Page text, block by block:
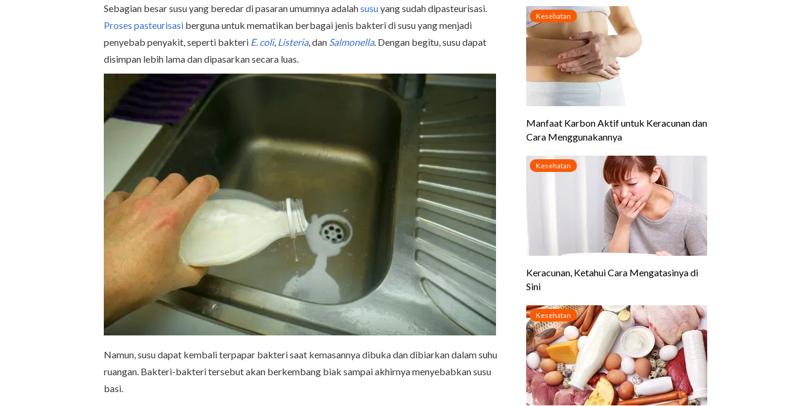
Sebagian besar susu yang beredar di pasaran umumnya adalahsusuyang sudah dipasteurisasi.
Proses pasteurisasi berguna untuk mematikan berbagai jenis bakteri di susu yang menjadi
penyebab penyakit, seperti bakteri E. coli, Listeria, dan Salmonella. Dengan begitu, susu dapat
disimpan lebih lama dan dipasarkan secara luas.
Namun, susu dapat kembali terpapar bakteri saat kemasannya dibuka dan dibiarkan dalam suhu
ruangan. Bakteri-bakteri tersebut akan berkembang biak sampai akhirnya menyebabkan susu
basi.